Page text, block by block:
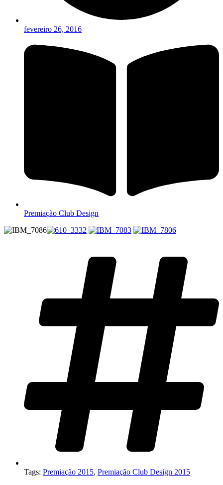
fevereiro 26, 2016
Premiação Club Design
Tags: Premiação 2015, Premiação Club Design 2015